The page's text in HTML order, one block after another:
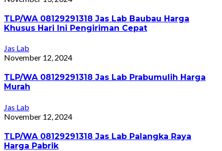
TLP/WA 08129291318 Jas Lab Baubau Harga
Khusus Hari Ini Pengiriman Cepat
Jas Lab
November 12, 2024
TLP/WA 08129291318 Jas Lab Prabumulih Harga
Murah
Jas Lab
November 12, 2024
TLP/WA 08129291318 Jas Lab Palangka Raya
Harga Pabrik